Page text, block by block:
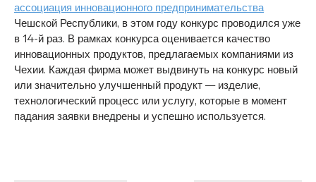
ассоциация инновационного предпринимательства
Чешской Республики, в этом году конкурс проводился уже
в 14-й раз. В рамках конкурса оценивается качество
инновационных продуктов, предлагаемых компаниями из
Чехии. Каждая фирма может выдвинуть на конкурс новый
или значительно улучшенный продукт — изделие,
технологический процесс или услугу, которые в момент
падания заявки внедрены и успешно используется.